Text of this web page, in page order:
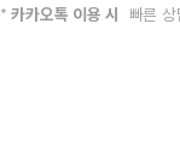
*카카오톡 이용 시 빠른